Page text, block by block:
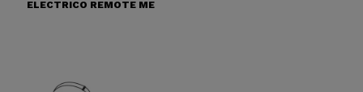
ELECTRICO REMOTE ME